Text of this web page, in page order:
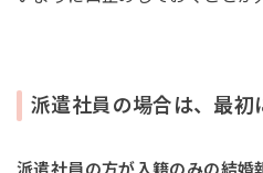
派遣社員の場合は、最初
派遣社員の方が入籍のみの結婚